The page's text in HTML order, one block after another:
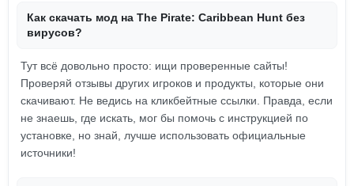
Как скачать мод на The Pirate: Caribbean Hunt без
вирусов?
Тут всё довольно просто: ищи проверенные сайты!
Проверяй отзывы других игроков и продукты, которые они
скачивают. Не ведись на кликбейтные ссылки. Правда, если
не знаешь, где искать, мог бы помочь с инструкцией по
установке, но знай, лучше использовать официальные
источники!